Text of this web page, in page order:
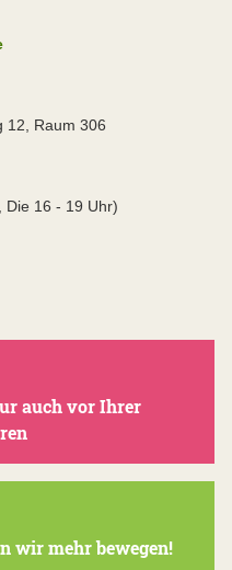
12, Raum 306
Die 16 - 19 Uhr)
auch vor Ihrer
wir mehr bewegen!